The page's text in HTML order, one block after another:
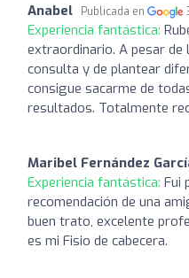
Anabel Publicada en
Experiencia fantástica:
extraordinario. A pesar
consulta y de plantear
consigue sacarme de
resultados. Totalmente
Maribel Fernández
Experiencia fantástica: Fui
recomendación de una
buen trato, excelente
es mi Fisio de cabecera.